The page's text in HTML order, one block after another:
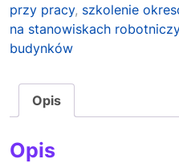
przy pracy, szkolenie
na stanowiskach
budynków
Opis
Opis